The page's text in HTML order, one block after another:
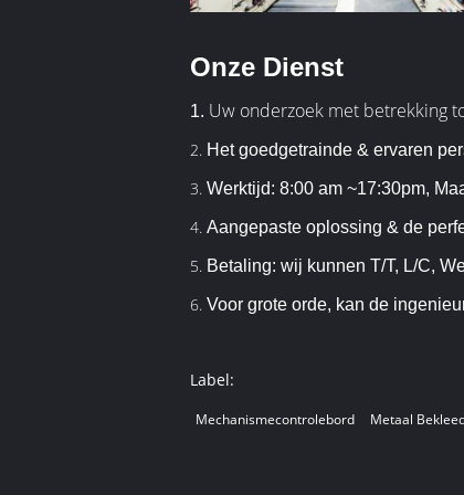
Onze Dienst
1. Uw onderzoek met betrekking
2. Het goedgetrainde & ervaren
3. Werktijd: 8:00 am ~17:30pm,
4. Aangepaste oplossing & de
5. Betaling: wij kunnen T/T, L/C,
6. Voor grote orde, kan de
Label:
Mechanismecontrolebord Metaal